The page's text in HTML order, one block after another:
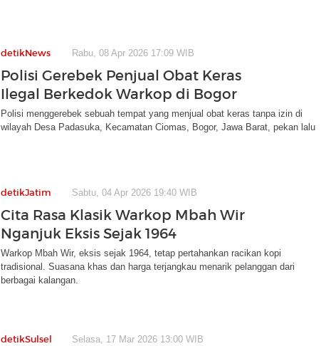
detikNews Rabu, 08 Apr 2026 17:09 WIB
Polisi Gerebek Penjual Obat Keras
Ilegal Berkedok Warkop di Bogor
Polisi menggerebek sebuah tempat yang menjual obat keras tanpa izin di
wilayah Desa Padasuka, Kecamatan Ciomas, Bogor, Jawa Barat, pekan lalu
detikJatim Sabtu, 04 Apr 2026 19:40 WIB
Cita Rasa Klasik Warkop Mbah Wir
Nganjuk Eksis Sejak 1964
Warkop Mbah Wir, eksis sejak 1964, tetap pertahankan racikan kopi
tradisional. Suasana khas dan harga terjangkau menarik pelanggan dari
berbagai kalangan.
detikSulsel Selasa, 17 Mar 2026 13:00 WIB